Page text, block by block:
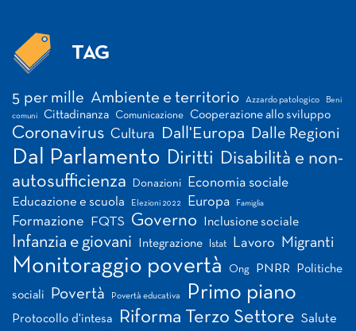
TAG
5 per mille Ambiente e territorio Azzardo patologico Beni
comuni Cittadinanza Comunicazione Cooperazione allo sviluppo
Coronavirus Cultura Dall'Europa Dalle Regioni
Dal Parlamento Diritti
Disabilità e non-
autosufficienza
Donazioni Economia sociale
Educazione e scuola Elezioni 2022 Europa Famiglia
Formazione FQTS Governo Inclusione sociale
Infanzia e giovani Integrazione Istat Lavoro Migranti
Monitoraggio povertà Ong PNRR Politiche
sociali Povertà Povertà educativa Primo piano
Protocollo d'intesa Riforma Terzo Settore Salute